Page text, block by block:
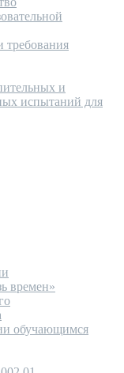
требования
и
испытаний для
времен»
обучающимся